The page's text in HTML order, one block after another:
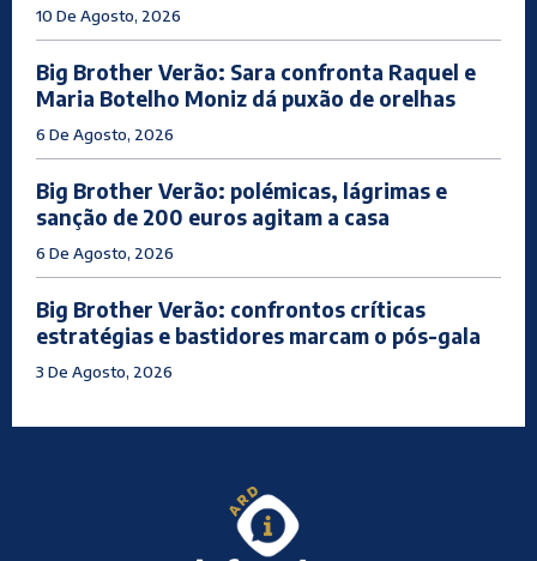
10 De Agosto, 2026
Big Brother Verão: Sara confronta Raquel e
Maria Botelho Moniz dá puxão de orelhas
6 De Agosto, 2026
Big Brother Verão: polémicas, lágrimas e
sanção de 200 euros agitam a casa
6 De Agosto, 2026
Big Brother Verão: confrontos críticas
estratégias e bastidores marcam o pós-gala
3 De Agosto, 2026